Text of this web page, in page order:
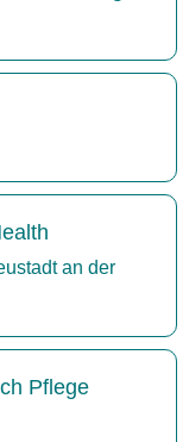
an der
Pflege